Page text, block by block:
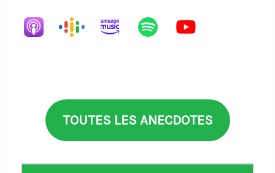
TOUTES LES ANECDOTES